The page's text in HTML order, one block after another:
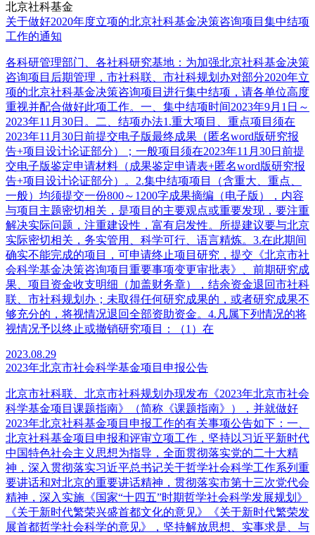
北京社科基金
关于做好2020年度立项的北京社科基金决策咨询项目集中结项
工作的通知
各科研管理部门、各社科研究基地：为加强北京社科基金决策
咨询项目后期管理，市社科联、市社科规划办对部分2020年立
项的北京社科基金决策咨询项目进行集中结项，请各单位高度
重视并配合做好此项工作。一、集中结项时间2023年9月1日～
2023年11月30日。二、结项办法1.重大项目、重点项目须在
2023年11月30日前提交电子版最终成果（匿名word版研究报
告+项目设计论证部分）；一般项目须在2023年11月30日前提
交电子版鉴定申请材料（成果鉴定申请表+匿名word版研究报
告+项目设计论证部分）。2.集中结项项目（含重大、重点、
一般）均须提交一份800～1200字成果摘编（电子版），内容
与项目主题密切相关，是项目的主要观点或重要发现，要注重
解决实际问题，注重建设性，富有启发性。所提建议要与北京
实际密切相关，务实管用、科学可行、语言精炼。3.在此期间
确实不能完成的项目，可申请终止项目研究，提交《北京市社
会科学基金决策咨询项目重要事项变更审批表》、前期研究成
果、项目资金收支明细（加盖财务章），结余资金退回市社科
联、市社科规划办；未取得任何研究成果的，或者研究成果不
够充分的，将视情况退回全部资助资金。4.凡属下列情况的将
视情况予以终止或撤销研究项目：（1）在
2023.08.29
2023年北京市社会科学基金项目申报公告
北京市社科联、北京市社科规划办现发布《2023年北京市社会
科学基金项目课题指南》（简称《课题指南》），并就做好
2023年北京社科基金项目申报工作的有关事项公告如下：一、
北京社科基金项目申报和评审立项工作，坚持以习近平新时代
中国特色社会主义思想为指导，全面贯彻落实党的二十大精
神，深入贯彻落实习近平总书记关于哲学社会科学工作系列重
要讲话和对北京的重要讲话精神，贯彻落实市第十三次党代会
精神，深入实施《国家“十四五”时期哲学社会科学发展规划》
《关于新时代繁荣兴盛首都文化的意见》《关于新时代繁荣发
展首都哲学社会科学的意见》，坚持解放思想、实事求是、与